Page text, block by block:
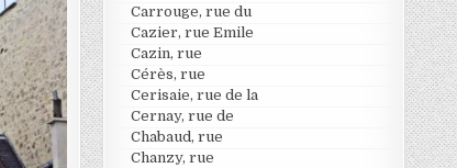
Carrouge, rue du
Cazier, rue Emile
Cazin, rue
Cérès, rue
Cerisaie, rue de la
Cernay, rue de
Chabaud, rue
Chanzy, rue